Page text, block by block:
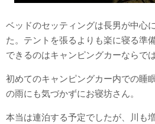
ベッドのセッティングは長男が中心
た。テントを張るよりも楽に寝る準
できるのはキャンピングカーならで
初めてのキャンピングカー内での睡
の雨にも気づかずにお寝坊さん。
本当は連泊する予定でしたが、川も